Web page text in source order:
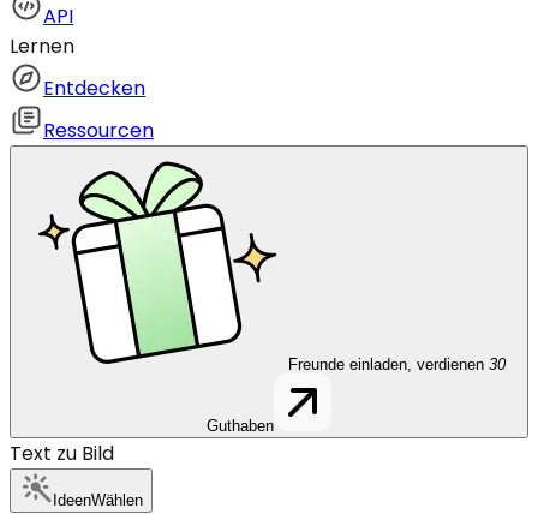
API
Lernen
Entdecken
Ressourcen
Freunde einladen, verdienen 30
Guthaben
Text zu Bild
IdeenWählen